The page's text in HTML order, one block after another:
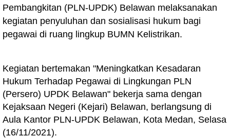
Pembangkitan (PLN-UPDK) Belawan melaksanakan
kegiatan penyuluhan dan sosialisasi hukum bagi
pegawai di ruang lingkup BUMN Kelistrikan.
Kegiatan bertemakan "Meningkatkan Kesadaran
Hukum Terhadap Pegawai di Lingkungan PLN
(Persero) UPDK Belawan" bekerja sama dengan
Kejaksaan Negeri (Kejari) Belawan, berlangsung di
Aula Kantor PLN-UPDK Belawan, Kota Medan, Selasa
(16/11/2021).